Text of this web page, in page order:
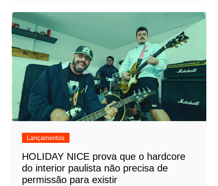
Lançamentos
HOLIDAY NICE prova que o hardcore
do interior paulista não precisa de
permissão para existir